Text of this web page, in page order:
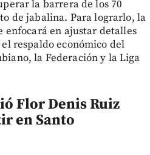
la barrera de los 70
de jabalina. Para lograrlo, la
enfocará en ajustar detalles
respaldo económico del
la Federación y la Liga
Flor Denis Ruiz
en Santo